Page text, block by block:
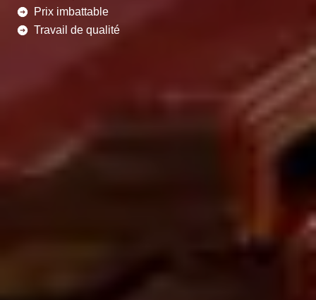
Prix imbattable
Travail de qualité